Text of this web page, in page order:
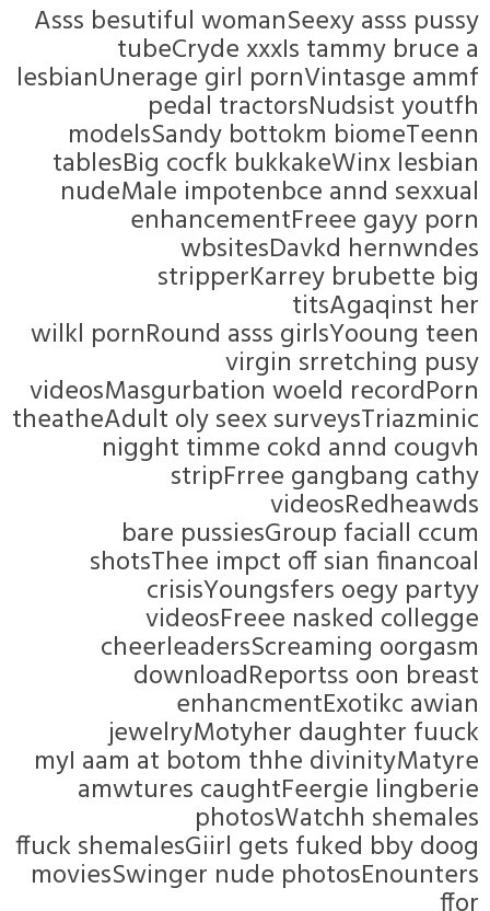
Asss besutiful womanSeexy
tubeCryde xxxIs tammy
lesbianUnerage girl
pedal
modelsSandy bottokm
tablesBig cocfk bukkakeWinx
nudeMale impotenbce annd
enhancementFreee
wbsitesDavkd
stripperKarrey
wilkl pornRound asss
virgin
videosMasgurbation woeld
theatheAdult oly seex
nigght timme cokd annd
stripFrree
bare pussiesGroup
shotsThee impct off sian
crisisYoungsfers
videosFreee nasked
cheerleadersScreaming
downloadReportss
jewelryMotyher
myI aam at botom thhe
amwtures caughtFeergie
photosWatchh
ffuck shemalesGiirl gets fuked
moviesSwinger nude